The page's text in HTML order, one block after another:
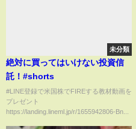
未分類
絶対に買ってはいけない投資信
託！#shorts
#LINE登録で米国株でFIREする教材動画を
プレゼント
https://landing.lineml.jp/r/1655942806-Bn...